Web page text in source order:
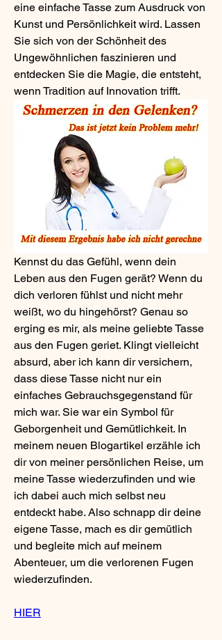
eine einfache Tasse zum Ausdruck von
Kunst und Persönlichkeit wird. Lassen
Sie sich von der Schönheit des
Ungewöhnlichen faszinieren und
entdecken Sie die Magie, die entsteht,
wenn Tradition auf Innovation trifft.
Kennst du das Gefühl, wenn dein
Leben aus den Fugen gerät? Wenn du
dich verloren fühlst und nicht mehr
weißt, wo du hingehörst? Genau so
erging es mir, als meine geliebte Tasse
aus den Fugen geriet. Klingt vielleicht
absurd, aber ich kann dir versichern,
dass diese Tasse nicht nur ein
einfaches Gebrauchsgegenstand für
mich war. Sie war ein Symbol für
Geborgenheit und Gemütlichkeit. In
meinem neuen Blogartikel erzähle ich
dir von meiner persönlichen Reise, um
meine Tasse wiederzufinden und wie
ich dabei auch mich selbst neu
entdeckt habe. Also schnapp dir deine
eigene Tasse, mach es dir gemütlich
und begleite mich auf meinem
Abenteuer, um die verlorenen Fugen
wiederzufinden.
HIER